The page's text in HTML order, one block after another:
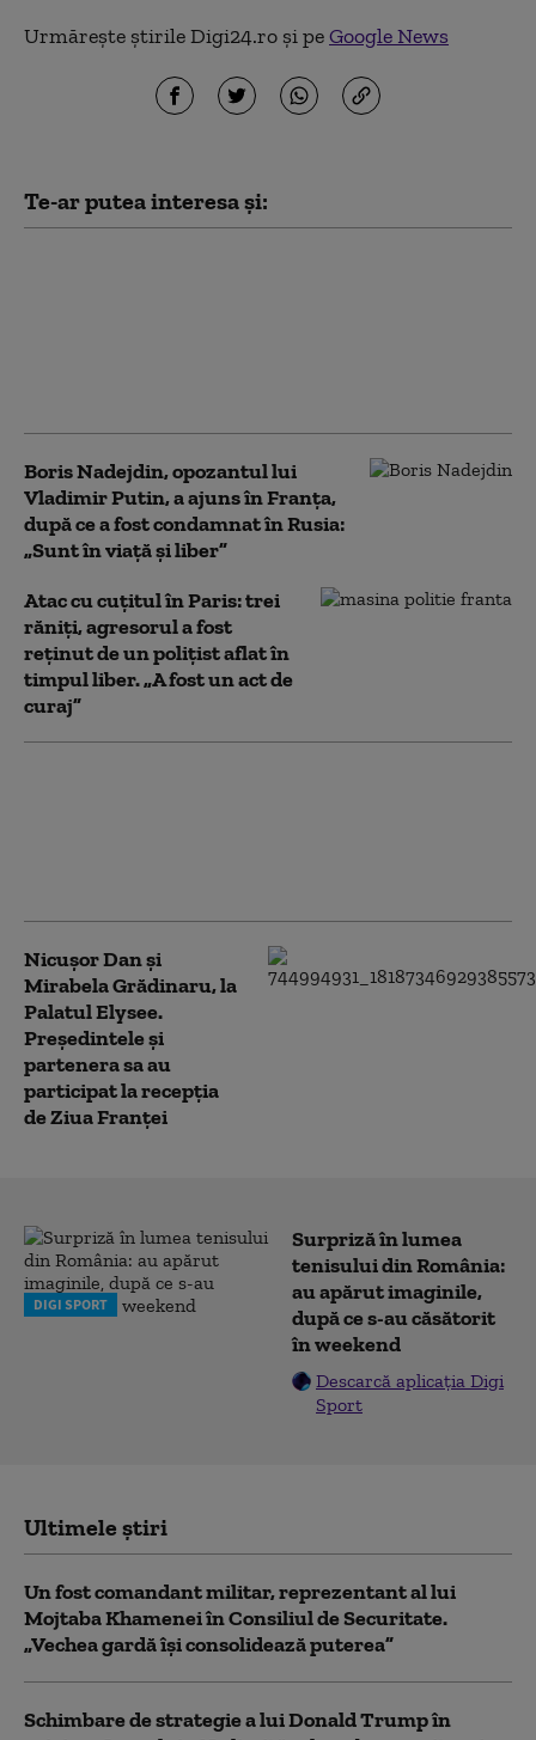
Urmărește știrile Digi24.ro și peGoogle News
Te-ar putea interesa și:
Boris Nadejdin, opozantul lui
Vladimir Putin, a ajuns în Franța,
după ce a fost condamnat în Rusia:
„Sunt în viață și liber”
Atac cu cuțitul în Paris: trei
răniți, agresorul a fost
reținut de un polițist aflat în
timpul liber. „A fost un act de
curaj”
Nicușor Dan și
Mirabela Grădinaru, la
Palatul Elysee.
Președintele și
partenera sa au
participat la recepția
de Ziua Franței
DIGI SPORT
Surpriză în lumea
tenisului din România:
au apărut imaginile,
după ce s-au căsătorit
în weekend
Descarcă aplicația Digi
Sport
Ultimele știri
Un fost comandant militar, reprezentant al lui
Mojtaba Khamenei în Consiliul de Securitate.
„Vechea gardă își consolidează puterea”
Schimbare de strategie a lui Donald Trump în